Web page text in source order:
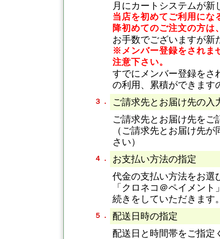
月にカートシステムが新
当店を初めてご利用にな
降初めてのご注文の方は
お手数でございますが新
※メンバー登録をされま
注意下さい。
すでにメンバー登録をさ
の利用、累積ができます
３．
ご請求先とお届け先の入
ご請求先とお届け先をご
（ご請求先とお届け先
さい）
４．
お支払い方法の指定
代金の支払い方法をお選
「クロネコ＠ペイメント
続きをしていただきます
５．
配送日時の指定
配送日と時間帯をご指定